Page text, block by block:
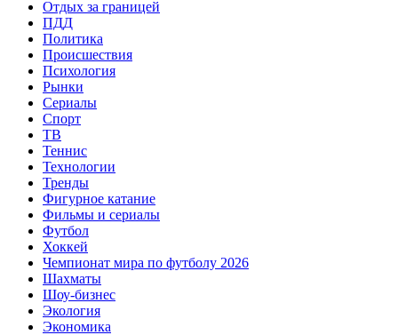
Отдых за границей
ПДД
Политика
Происшествия
Психология
Рынки
Сериалы
Спорт
ТВ
Теннис
Технологии
Тренды
Фигурное катание
Фильмы и сериалы
Футбол
Хоккей
Чемпионат мира по футболу 2026
Шахматы
Шоу-бизнес
Экология
Экономика